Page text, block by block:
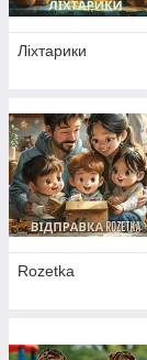
Ліхтарики
Rozetka